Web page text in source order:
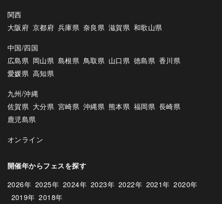
関西
大阪府 京都府 兵庫県 奈良県 滋賀県 和歌山県
中国/四国
広島県 岡山県 島根県 鳥取県 山口県 徳島県 香川県
愛媛県 高知県
九州/沖縄
佐賀県 大分県 宮崎県 沖縄県 熊本県 福岡県 長崎県
鹿児島県
オンライン
開催年からフェスを探す
2026年 2025年 2024年 2023年 2022年 2021年 2020年
2019年 2018年